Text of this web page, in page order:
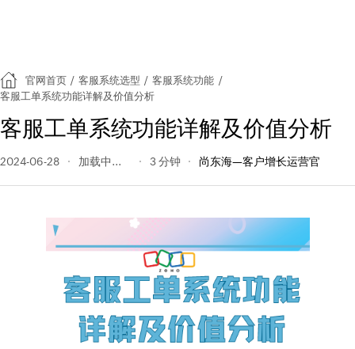
官网首页 / 客服系统选型 / 客服系统功能 /
客服工单系统功能详解及价值分析
客服工单系统功能详解及价值分析
2024-06-28 172 阅读量 3 分钟 尚东海—客户增长运营官